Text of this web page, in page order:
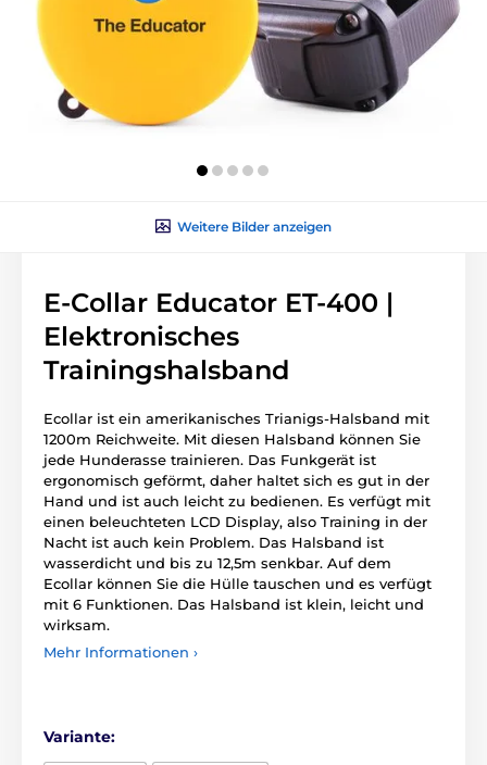
Weitere Bilder anzeigen
E-Collar Educator ET-400 |
Elektronisches
Trainingshalsband
Ecollar ist ein amerikanisches Trianigs-Halsband mit
1200m Reichweite. Mit diesen Halsband können Sie
jede Hunderasse trainieren. Das Funkgerät ist
ergonomisch geförmt, daher haltet sich es gut in der
Hand und ist auch leicht zu bedienen. Es verfügt mit
einen beleuchteten LCD Display, also Training in der
Nacht ist auch kein Problem. Das Halsband ist
wasserdicht und bis zu 12,5m senkbar. Auf dem
Ecollar können Sie die Hülle tauschen und es verfügt
mit 6 Funktionen. Das Halsband ist klein, leicht und
wirksam.
Mehr Informationen ›
Variante: